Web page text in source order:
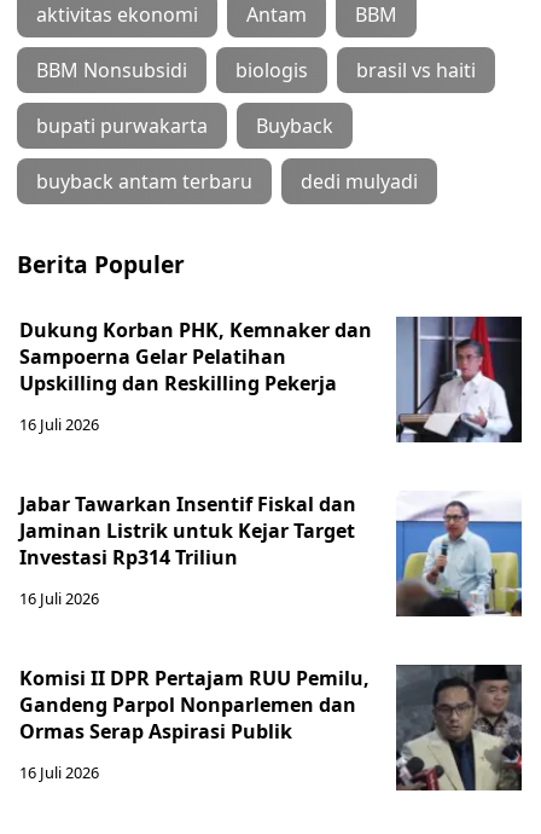
aktivitas ekonomi Antam BBM
BBM Nonsubsidi biologis brasil vs haiti
bupati purwakarta Buyback
buyback antam terbaru dedi mulyadi
Berita Populer
Dukung Korban PHK, Kemnaker dan
Sampoerna Gelar Pelatihan
Upskilling dan Reskilling Pekerja
16 Juli 2026
Jabar Tawarkan Insentif Fiskal dan
Jaminan Listrik untuk Kejar Target
Investasi Rp314 Triliun
16 Juli 2026
Komisi II DPR Pertajam RUU Pemilu,
Gandeng Parpol Nonparlemen dan
Ormas Serap Aspirasi Publik
16 Juli 2026